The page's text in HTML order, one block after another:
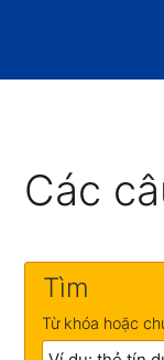
Các
Tìm
Từ khóa hoặc